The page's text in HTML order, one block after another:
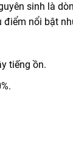
sinh là
điểm nổi bật
tiếng ồn.